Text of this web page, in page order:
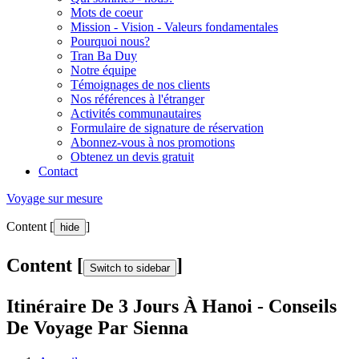
Mots de coeur
Mission - Vision - Valeurs fondamentales
Pourquoi nous?
Tran Ba Duy
Notre équipe
Témoignages de nos clients
Nos références à l'étranger
Activités communautaires
Formulaire de signature de réservation
Abonnez-vous à nos promotions
Obtenez un devis gratuit
Contact
Voyage sur mesure
Content [ hide ]
Content [ Switch to sidebar ]
Itinéraire De 3 Jours À Hanoi - Conseils
De Voyage Par Sienna